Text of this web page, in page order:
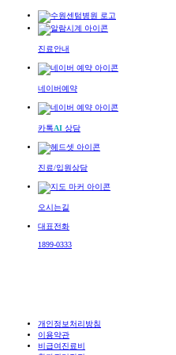
진료안내
네이버예약
카톡AI 상담
진료/입원상담
오시는길
대표전화
1899-0333
개인정보처리방침
이용약관
비급여진료비